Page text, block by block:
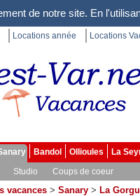
de notre site. En
Locations année Locations
Bandol Ollioules La
Studio Coups de coeur
vacances > Sanary > La